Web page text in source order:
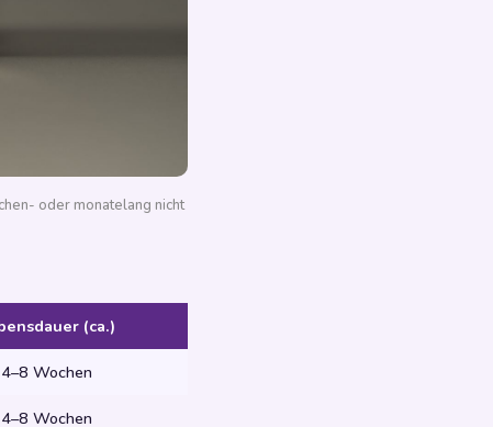
oder monatelang nicht
(ca.)
4–8 Wochen
4–8 Wochen